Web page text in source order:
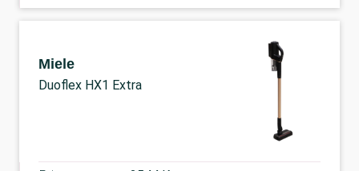
Miele
Duoflex HX1 Extra